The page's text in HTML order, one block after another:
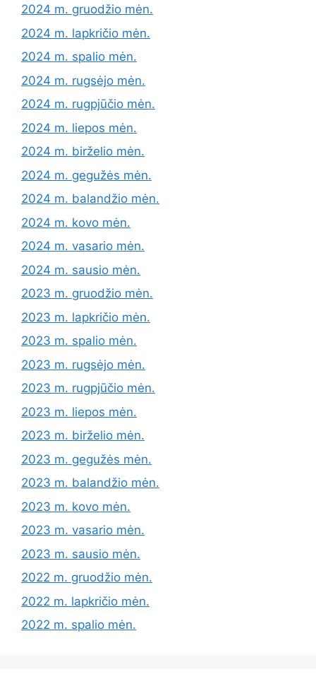
2024 m. gruodžio mėn.
2024 m. lapkričio mėn.
2024 m. spalio mėn.
2024 m. rugsėjo mėn.
2024 m. rugpjūčio mėn.
2024 m. liepos mėn.
2024 m. birželio mėn.
2024 m. gegužės mėn.
2024 m. balandžio mėn.
2024 m. kovo mėn.
2024 m. vasario mėn.
2024 m. sausio mėn.
2023 m. gruodžio mėn.
2023 m. lapkričio mėn.
2023 m. spalio mėn.
2023 m. rugsėjo mėn.
2023 m. rugpjūčio mėn.
2023 m. liepos mėn.
2023 m. birželio mėn.
2023 m. gegužės mėn.
2023 m. balandžio mėn.
2023 m. kovo mėn.
2023 m. vasario mėn.
2023 m. sausio mėn.
2022 m. gruodžio mėn.
2022 m. lapkričio mėn.
2022 m. spalio mėn.